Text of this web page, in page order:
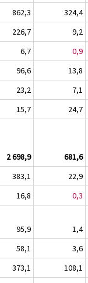
862,3 324,4
226,7 9,2
6,7 0,9
96,6 13,8
23,2 7,1
15,7 24,7
2 698,9 681,6
383,1 22,9
16,8 0,3
95,9 1,4
58,1 3,6
373,1 108,1